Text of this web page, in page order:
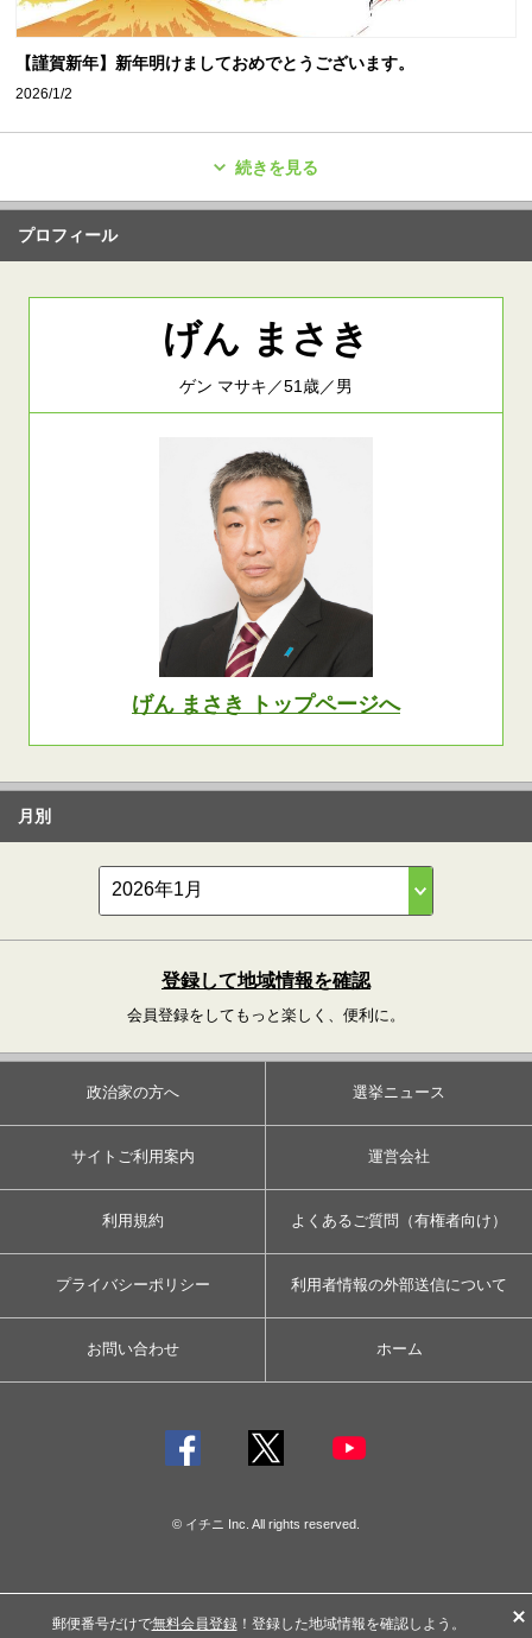
【謹賀新年】新年明けましておめでとうございます。
2026/1/2
続きを見る
プロフィール
げん まさき
ゲン マサキ／51歳／男
げん まさき トップページへ
月別
登録して地域情報を確認
会員登録をしてもっと楽しく、便利に。
政治家の方へ 選挙ニュース
サイトご利用案内 運営会社
利用規約 よくあるご質問（有権者向け）
プライバシーポリシー 利用者情報の外部送信について
お問い合わせ ホーム
© イチニ Inc. All rights reserved.
郵便番号だけで無料会員登録！登録した地域情報を確認しよう。